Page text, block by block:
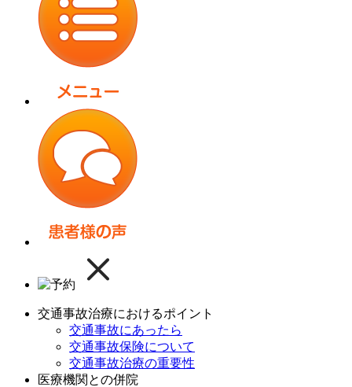
交通事故治療におけるポイント
交通事故にあったら
交通事故保険について
交通事故治療の重要性
医療機関との併院